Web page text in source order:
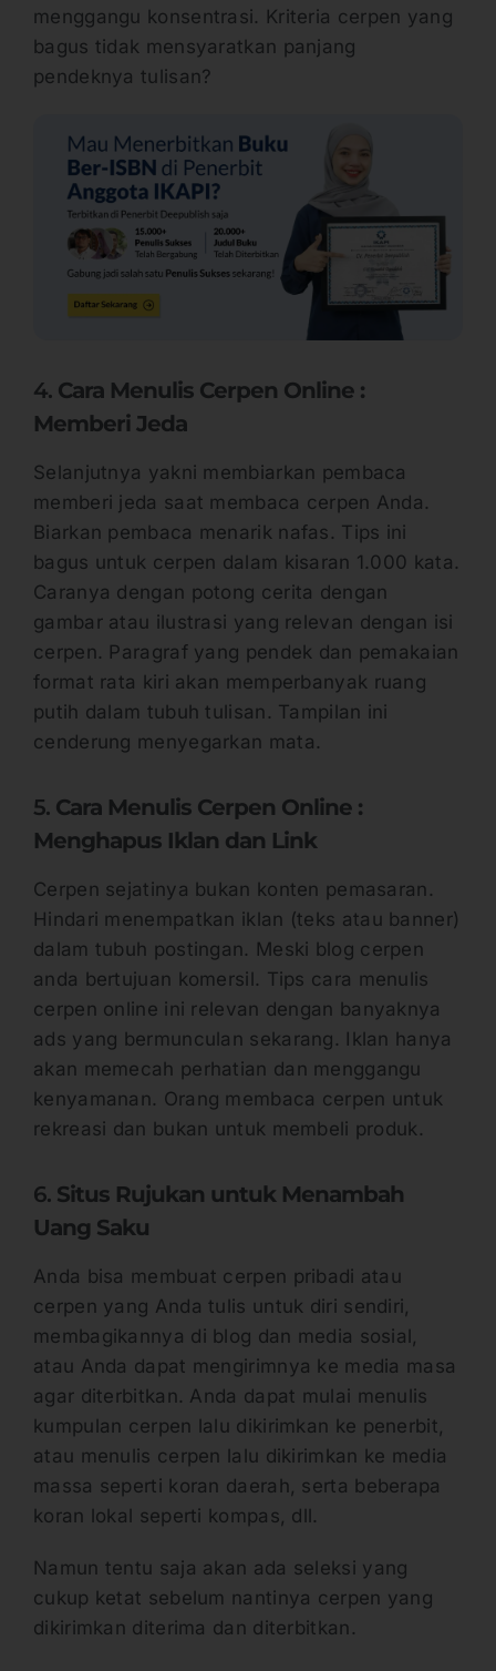
menggangu konsentrasi. Kriteria cerpen yang
bagus tidak mensyaratkan panjang
pendeknya tulisan?
4. Cara Menulis Cerpen Online :
Memberi Jeda
Selanjutnya yakni membiarkan pembaca
memberi jeda saat membaca cerpen Anda.
Biarkan pembaca menarik nafas. Tips ini
bagus untuk cerpen dalam kisaran 1.000 kata.
Caranya dengan potong cerita dengan
gambar atau ilustrasi yang relevan dengan isi
cerpen. Paragraf yang pendek dan pemakaian
format rata kiri akan memperbanyak ruang
putih dalam tubuh tulisan. Tampilan ini
cenderung menyegarkan mata.
5. Cara Menulis Cerpen Online :
Menghapus Iklan dan Link
Cerpen sejatinya bukan konten pemasaran.
Hindari menempatkan iklan (teks atau banner)
dalam tubuh postingan. Meski blog cerpen
anda bertujuan komersil. Tips cara menulis
cerpen online ini relevan dengan banyaknya
ads yang bermunculan sekarang. Iklan hanya
akan memecah perhatian dan menggangu
kenyamanan. Orang membaca cerpen untuk
rekreasi dan bukan untuk membeli produk.
6. Situs Rujukan untuk Menambah
Uang Saku
Anda bisa membuat cerpen pribadi atau
cerpen yang Anda tulis untuk diri sendiri,
membagikannya di blog dan media sosial,
atau Anda dapat mengirimnya ke media masa
agar diterbitkan. Anda dapat mulai menulis
kumpulan cerpen lalu dikirimkan ke penerbit,
atau menulis cerpen lalu dikirimkan ke media
massa seperti koran daerah, serta beberapa
koran lokal seperti kompas, dll.
Namun tentu saja akan ada seleksi yang
cukup ketat sebelum nantinya cerpen yang
dikirimkan diterima dan diterbitkan.